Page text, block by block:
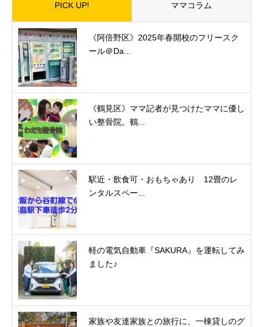
PICK UP! ママコラム
《阿倍野区》2025年春開校のフリースク
ール＠Da...
《鶴見区》ママ記者が見つけたママに優し
い整骨院。鶴...
駅近・飲食可・おもちゃあり 12畳のレ
ンタルスペー...
軽の電気自動車『SAKURA』を運転してみ
ました♪
家族や友達家族との旅行に、一棟貸しのグ